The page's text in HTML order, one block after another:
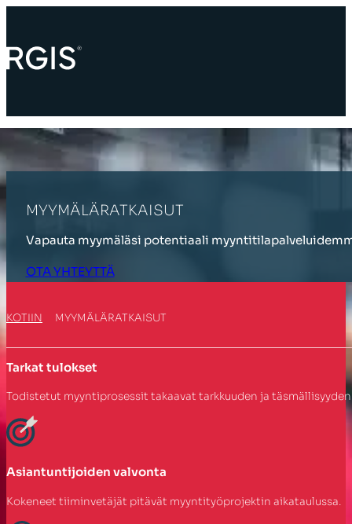
MYYMÄLÄRATKAISUT
Vapauta myymäläsi potentiaali
OTA YHTEYTTÄ
KOTIIN MYYMÄLÄRATKAISUT
Tarkat tulokset
Todistetut myyntiprosessit takaavat tarkkuuden ja
Asiantuntijoiden valvonta
Kokeneet tiiminvetäjät pitävät myyntityöprojektin aikataulussa.